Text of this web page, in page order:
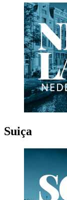
Suiça